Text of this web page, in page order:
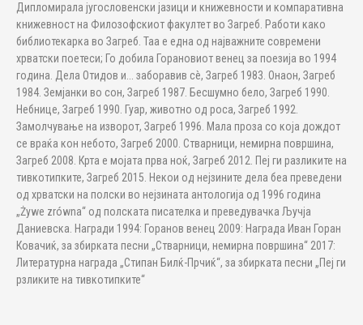
Дипломирала југословенски јазици и книжевности и компаративна
книжевност на Филозофскиот факултет во Загреб. Работи како
библиотекарка во Загреб. Таа е една од најважните современи
хрватски поетеси; Го добила Горановиот венец за поезија во 1994
година. Дела Отидов и... заборавив сè, Загреб 1983. Онаон, Загреб
1984. Земјанки во сон, Загреб 1987. Бесшумно бело, Загреб 1990.
Небнице, Загреб 1990. Гуар, животно од роса, Загреб 1992.
Замолчување на изворот, Загреб 1996. Мала проза со која дождот
се враќа кон небото, Загреб 2000. Стварници, немирна површина,
Загреб 2008. Крта е мојата прва ноќ, Загреб 2012. Пеј ги разликите на
тивкотипките, Загреб 2015. Некои од нејзините дела беа преведени
од хрватски на полски во нејзината антологија од 1996 година
„Żywe zrówna“ од полската писателка и преведувачка Ључја
Даниевска. Награди 1994: Горанов венец 2009: Награда Иван Горан
Ковачиќ, за збирката песни „Стварници, немирна површина“ 2017:
Литературна награда „Стипан Билќ-Прчиќ“, за збирката песни „Пеј ги
рзликите на тивкотипките“